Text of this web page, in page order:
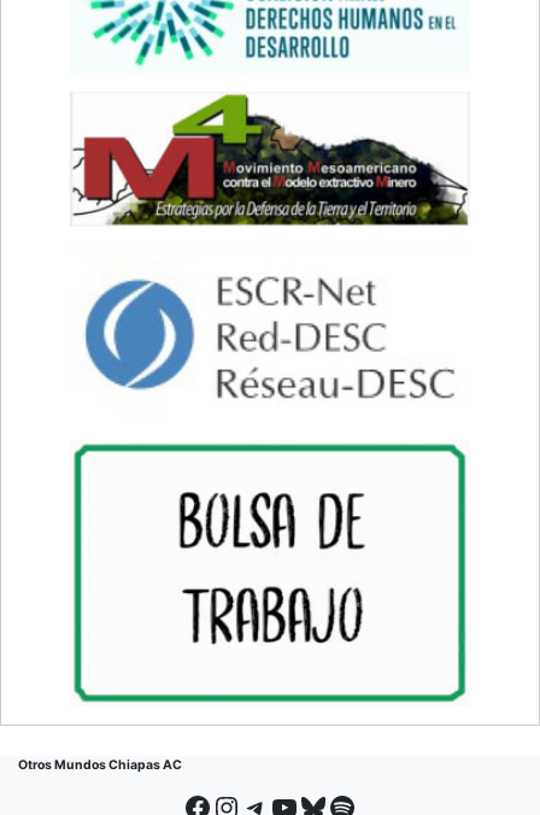
Otros Mundos Chiapas AC
Facebook Instagram Telegram YouTube Bluesky Spotify